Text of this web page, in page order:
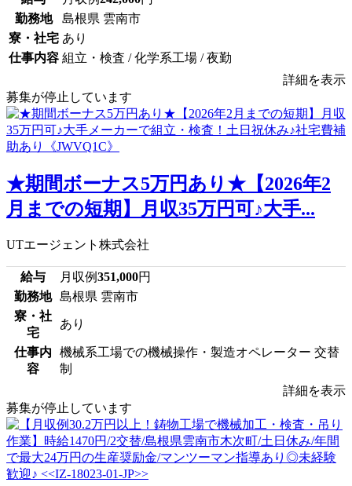
勤務地
島根県 雲南市
寮・社宅 あり
仕事内容 組立・検査 / 化学系工場 / 夜勤
詳細を表示
募集が停止しています
★期間ボーナス5万円あり★【2026年2
月までの短期】月収35万円可♪大手...
UTエージェント株式会社
給与 月収例351,000円
勤務地
島根県 雲南市
寮・社
宅
あり
仕事内
容
機械系工場での機械操作・製造オペレーター 交替
制
詳細を表示
募集が停止しています